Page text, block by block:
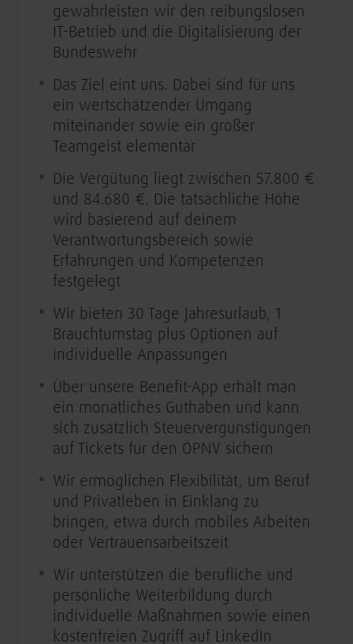
gewährleisten wir den reibungslosen
IT-Betrieb und die Digitalisierung der
Bundeswehr
Das Ziel eint uns. Dabei sind für uns
ein wertschätzender Umgang
miteinander sowie ein großer
Teamgeist elementar
Die Vergütung liegt zwischen 57.800 €
und 84.680 €. Die tatsächliche Höhe
wird basierend auf deinem
Verantwortungsbereich sowie
Erfahrungen und Kompetenzen
festgelegt
Wir bieten 30 Tage Jahresurlaub, 1
Brauchtumstag plus Optionen auf
individuelle Anpassungen
Über unsere Benefit-App erhält man
ein monatliches Guthaben und kann
sich zusätzlich Steuervergünstigungen
auf Tickets für den ÖPNV sichern
Wir ermöglichen Flexibilität, um Beruf
und Privatleben in Einklang zu
bringen, etwa durch mobiles Arbeiten
oder Vertrauensarbeitszeit
Wir unterstützen die berufliche und
persönliche Weiterbildung durch
individuelle Maßnahmen sowie einen
kostenfreien Zugriff auf LinkedIn